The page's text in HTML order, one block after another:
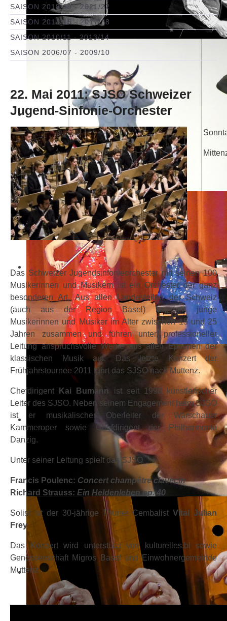
SAISON 2018/19 - 2021/22
SAISON 2014/15 - 2017/18
SAISON 2010/11 - 2013/14
SAISON 2006/07 - 2009/10
22. Mai 2011: SJSO Schweizer
Jugend-Sinfonie-Orchester
Das Schweizer Jugendsinfonieorchester mit seinen 100
Musikerinnen und Musikern ist ein Orchester der ganz
besonderen Art. Aus allen Landesteilen der Schweiz
(auch aus der Region Basel) kommen junge
Musikerinnen und Musiker im Alter zwischen 15 und 25
Jahren zusammen und führen unter professioneller
Leitung anspruchsvolle Werke aus allen Epochen der
klassischen Musik auf. Das letzte Konzert der
Frühjahrstournee 2011 führt das SJSO nach Muttenz.
Chefdirigent Kai Bumann ist seit 1998 künstlerischer
Leiter des SJSO. Neben seinem Engagement beim SJSO
ist er musikalischer Oberleiter der Warschauer
Kammeroper sowie Chefdirigent der Philharmonie
Danzig.
Unter seiner Leitung spielt das SJSO
Francis Poulenc: Concert champêtre clavecin
Richard Strauss: Ein Heldenleben op. 40
Solist ist der 30-jährige Thuner CembalistVital Julian
Frey
Das Konzert wird unterstützt von kulturelles.bl sowie
Genossenschaft Migros Basel und Einwohnergemeinde
Muttenz